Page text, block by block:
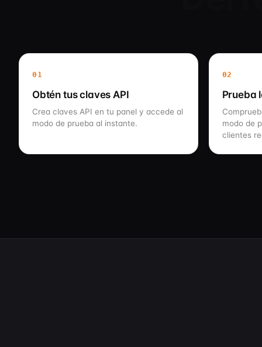
01
Obtén tus claves API
Crea claves API en tu panel y accede al
modo de prueba al instante.
02
Prueba
modo de
clientes